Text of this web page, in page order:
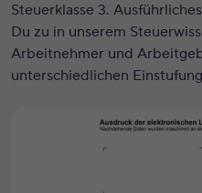
Steuerklasse 3.
Du zu in unserem
Arbeitnehmer und
unterschiedlichen